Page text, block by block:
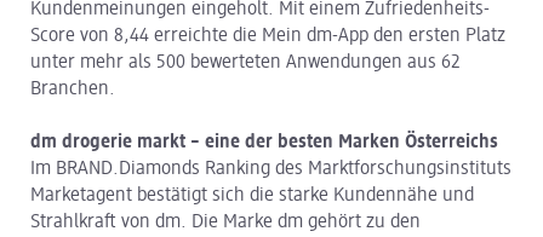
Kundenmeinungen eingeholt. Mit einem Zufriedenheits-
Score von 8,44 erreichte die Mein dm-App den ersten Platz
unter mehr als 500 bewerteten Anwendungen aus 62
Branchen.
dm drogerie markt – eine der besten Marken Österreichs
Im BRAND.Diamonds Ranking des Marktforschungsinstituts
Marketagent bestätigt sich die starke Kundennähe und
Strahlkraft von dm. Die Marke dm gehört zu den